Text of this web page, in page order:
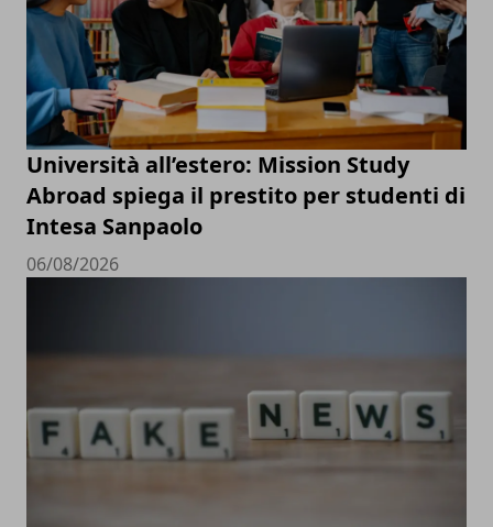
Università all’estero: Mission Study
Abroad spiega il prestito per studenti di
Intesa Sanpaolo
06/08/2026